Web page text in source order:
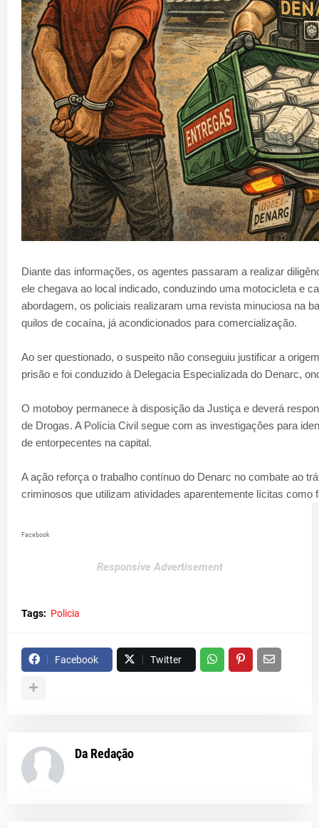
Diante das informações, os agentes passaram a realizar
ele chegava ao local indicado, conduzindo uma motocicleta e
abordagem, os policiais realizaram uma revista minuciosa na
quilos de cocaína, já acondicionados para comercialização.
Ao ser questionado, o suspeito não conseguiu justificar a
prisão e foi conduzido à Delegacia Especializada do Denarc,
O motoboy permanece à disposição da Justiça e deverá
de Drogas. A Polícia Civil segue com as investigações para
de entorpecentes na capital.
A ação reforça o trabalho contínuo do Denarc no combate ao
criminosos que utilizam atividades aparentemente lícitas como
Facebook
Responsive Advertisement
Tags: Policia
Facebook Twitter
Da Redação